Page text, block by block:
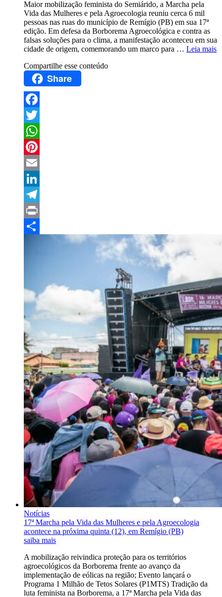
Maior mobilização feminista do Semiárido, a Marcha pela
Vida das Mulheres e pela Agroecologia reuniu cerca 6 mil
pessoas nas ruas do município de Remígio (PB) em sua 17ª
edição. Em defesa da Borborema Agroecológica e contra as
falsas soluções para o clima, a manifestação aconteceu em sua
cidade de origem, comemorando um marco para … Leia mais
Compartilhe esse conteúdo
Share
Facebook
Twitter
WhatsApp
Pinterest
Email
LinkedIn
Telegram
Print
Notícias
17ª Marcha pela Vida das Mulheres e pela Agroecologia
acontece na próxima quinta (12), em Remígio (PB)
saiba mais
A mobilização reivindica proteção para os territórios
agroecológicos da Borborema frente ao avanço da
implementação de eólicas na região; Evento lançará o
Programa 1 Milhão de Tetos Solares (P1MTS) Tradição da
luta feminista na Borborema, a 17ª Marcha pela Vida das